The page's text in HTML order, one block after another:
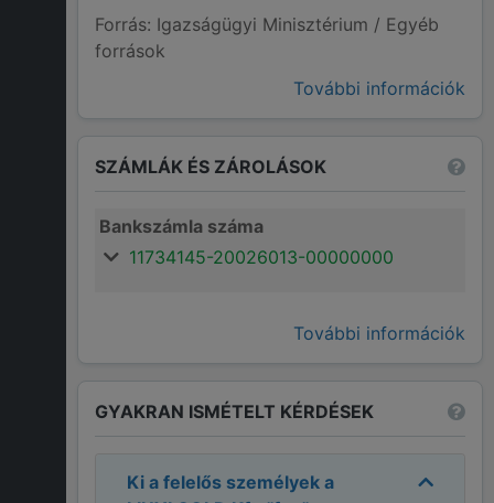
Forrás: Igazságügyi Minisztérium / Egyéb
források
További információk
SZÁMLÁK ÉS ZÁROLÁSOK
Bankszámla száma
11734145-20026013-00000000
További információk
GYAKRAN ISMÉTELT KÉRDÉSEK
Ki a felelős személyek a